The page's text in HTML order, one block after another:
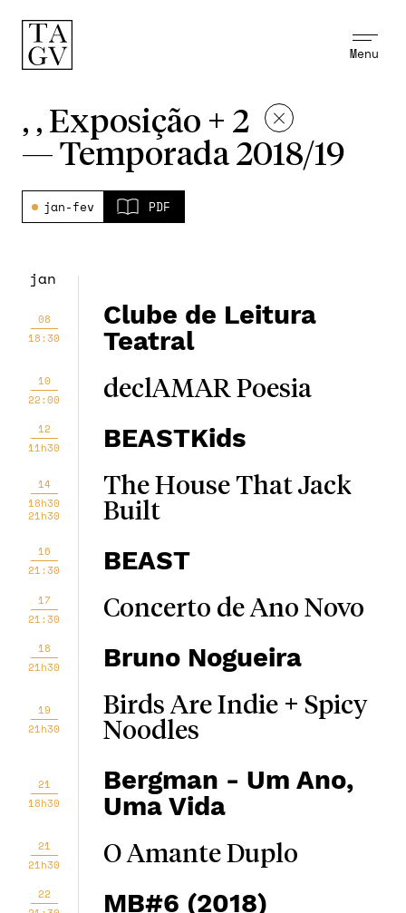
Menu
, , Exposição + 2
— Temporada 2018/19
jan-fev PDF
jan
08
18:30
Clube de Leitura
Teatral
10
22:00
declAMAR Poesia
12
11h30
BEASTKids
14
18h30
21h30
The House That Jack
Built
16
21:30
BEAST
17
21:30
Concerto de Ano Novo
18
21h30
Bruno Nogueira
19
21h30
Birds Are Indie + Spicy
Noodles
21
18h30
Bergman - Um Ano,
Uma Vida
21
21h30
O Amante Duplo
22
MB#6 (2018)